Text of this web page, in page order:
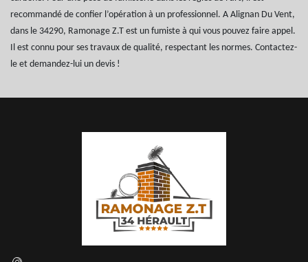
recommandé de confier l’opération à un professionnel. A Alignan Du Vent,
dans le 34290, Ramonage Z.T est un fumiste à qui vous pouvez faire appel.
Il est connu pour ses travaux de qualité, respectant les normes. Contactez-
le et demandez-lui un devis !